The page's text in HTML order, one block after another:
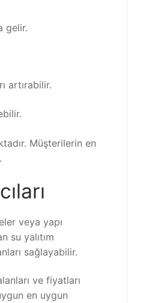
gelir.
artırabilir.
Müşterilerin en
veya yapı
su yalıtım
sağlayabilir.
ve fiyatları
en uygun